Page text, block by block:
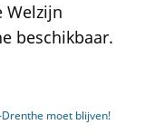
Welzijn
beschikbaar.
moet blijven!